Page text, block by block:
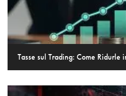
Tasse sul Trading: Come Ridurle